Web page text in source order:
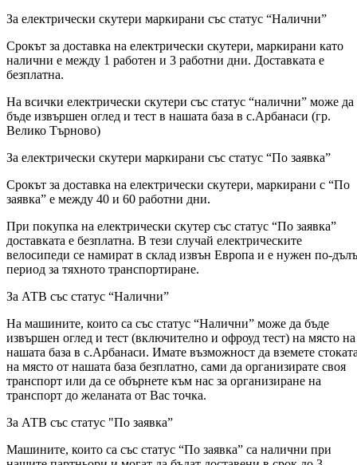
За електрически скутери маркирани със статус “Налични”
Срокът за доставка на електрически скутери, маркирани като
налични е между 1 работен и 3 работни дни. Доставката е
безплатна.
На всички електрически скутери със статус “налични” може да
бъде извършен оглед и тест в нашата база в с.Арбанаси (гр.
Велико Търново)
За електрически скутери маркирани със статус “По заявка”
Срокът за доставка на електрически скутери, маркирани с “По
заявка” е между 40 и 60 работни дни.
При покупка на електрически скутер със статус “По заявка”
доставката е безплатна. В тези случай електрическите
велосипеди се намират в склад извън Европа и е нужен по-
период за тяхното транспортиране.
За АТВ със статус “Налични”
На машините, които са със статус “Налични” може да бъде
извършен оглед и тест (включително и офроуд тест) на място на
нашата база в с.Арбанаси. Имате възможност да вземете
на място от нашата база безплатно, сами да организирате своя
транспорт или да се обърнете към нас за организиране на
транспорт до желаната от Вас точка.
За АТВ със статус "По заявка”
Машините, които са със статус “По заявка” са налични при